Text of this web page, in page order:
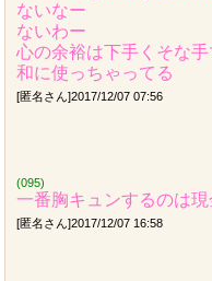
ないなー
ないわー
心の余裕は下手くそな
和に使っちゃってる
[匿名さん]2017/12/07 07:56
(095)
一番胸キュンするのは現
[匿名さん]2017/12/07 16:58